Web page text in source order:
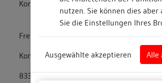
nutzen. Sie können dies
Sie die Einstellungen Ihres
Ausgewählte akzeptieren Alle
Konstanz
Freiburg
Konstanz (Landkreis)
8335043012